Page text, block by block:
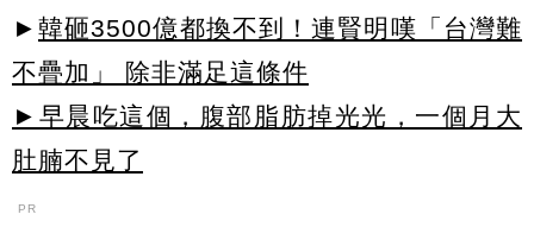
► 韓砸3500億都換不到！連賢明嘆「台灣難
不疊加」 除非滿足這條件
►早晨吃這個，腹部脂肪掉光光，一個月大
肚腩不見了
PR